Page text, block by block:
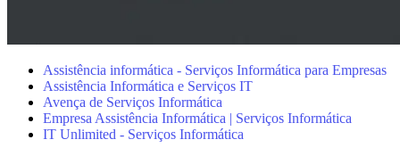
Assistência informática - Serviços Informática para Empresas
Assistência Informática e Serviços IT
Avença de Serviços Informática
Empresa Assistência Informática | Serviços Informática
IT Unlimited - Serviços Informática